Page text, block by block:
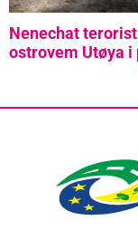
Nenechat
ostrovem Utøya i